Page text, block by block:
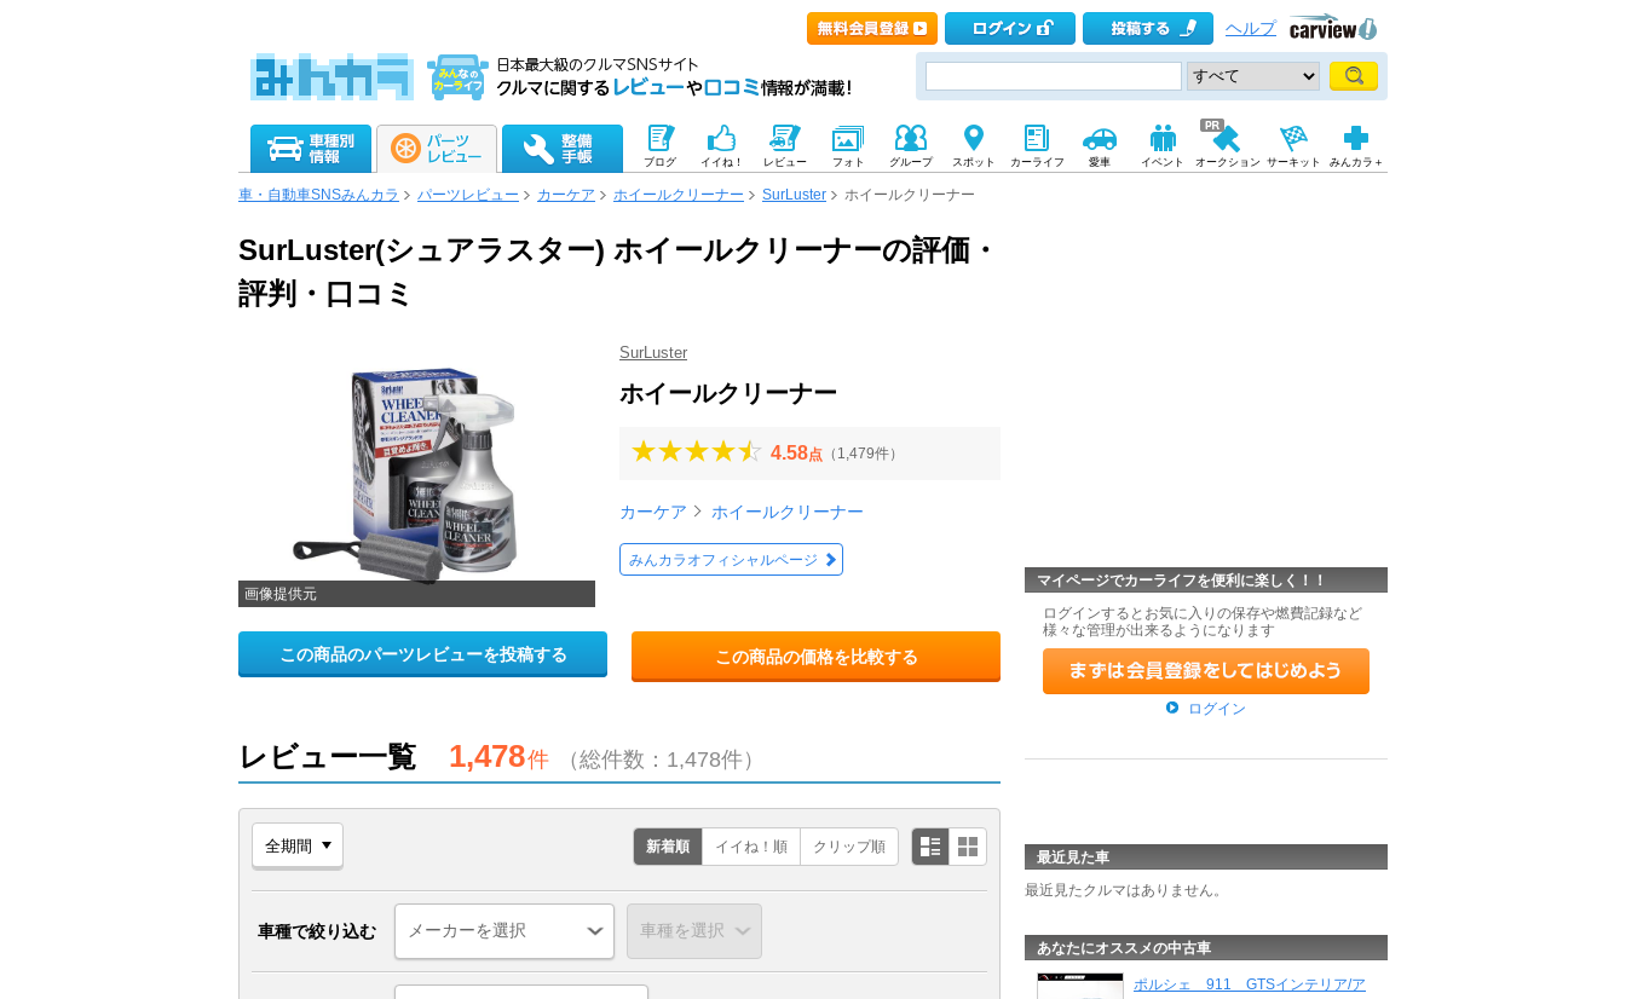
ヘルプ
ブログ イイね！ レビュー フォト グループ スポット カーライフ 愛車 イベント オークション サーキット みんカラ＋
車・自動車SNSみんカラ パーツレビュー カーケア ホイールクリーナー SurLuster ホイールクリーナー
SurLuster(シュアラスター) ホイールクリーナーの評価・
評判・口コミ
画像提供元
SurLuster
ホイールクリーナー
4.58点 （1,479件）
カーケア ホイールクリーナー
みんカラオフィシャルページ
この商品のパーツレビューを投稿する この商品の価格を比較する
レビュー一覧 1,478件 （総件数：1,478件）
新着順 イイね！順 クリップ順
車種で絞り込む
マイページでカーライフを便利に楽しく！！
ログインするとお気に入りの保存や燃費記録など
様々な管理が出来るようになります
ログイン
最近見た車
最近見たクルマはありません。
あなたにオススメの中古車
ポルシェ 911 GTSインテリア/ア